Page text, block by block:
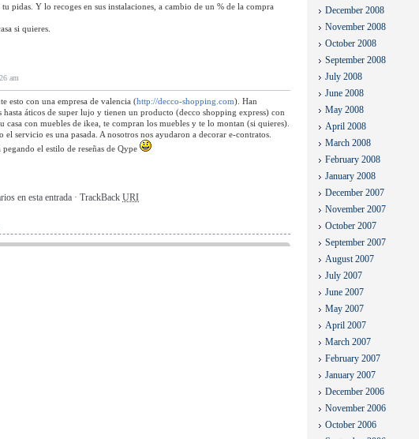
pidas. Y lo recoges en sus instalaciones, a cambio de un % de la compra
si quieres.
am
esto con una empresa de valencia (http://decco-shopping.com). Han
hasta áticos de super lujo y tienen un producto (decco shopping express) con
casa con muebles de ikea, te compran los muebles y te lo montan (si quieres).
el servicio es una pasada. A nosotros nos ayudaron a decorar e-contratos.
el estilo de reseñas de Qype
en esta entrada · TrackBack URI
December 2008
November 2008
October 2008
September 2008
July 2008
June 2008
May 2008
April 2008
March 2008
February 2008
January 2008
December 2007
November 2007
October 2007
September 2007
August 2007
July 2007
June 2007
May 2007
April 2007
March 2007
February 2007
January 2007
December 2006
November 2006
October 2006